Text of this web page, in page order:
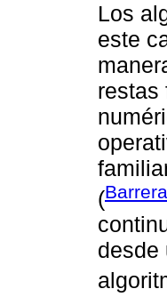
Los
este
restas
(
desde